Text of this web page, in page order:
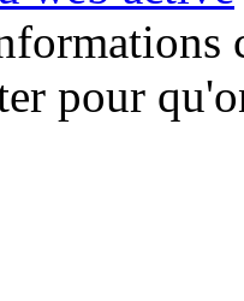
pour